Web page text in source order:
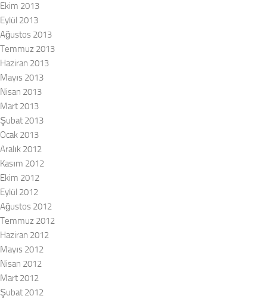
Ekim 2013
Eylül 2013
Ağustos 2013
Temmuz 2013
Haziran 2013
Mayıs 2013
Nisan 2013
Mart 2013
Şubat 2013
Ocak 2013
Aralık 2012
Kasım 2012
Ekim 2012
Eylül 2012
Ağustos 2012
Temmuz 2012
Haziran 2012
Mayıs 2012
Nisan 2012
Mart 2012
Şubat 2012